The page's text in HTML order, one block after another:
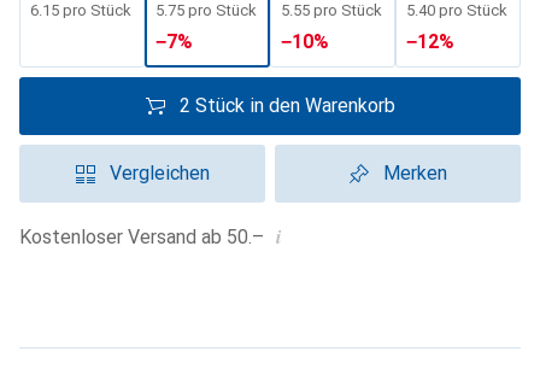
CHF
6.15 pro Stück
CHF
5.75 pro Stück
−7%
CHF
5.55 pro Stück
−10%
CHF
5.40 pro Stück
−12%
2 Stück in den Warenkorb
Vergleichen Merken
Kostenloser Versand ab 50.– i